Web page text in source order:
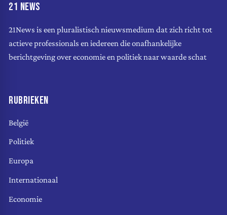
21 NEWS
21News is een pluralistisch nieuwsmedium dat zich richt tot
actieve professionals en iedereen die onafhankelijke
berichtgeving over economie en politiek naar waarde schat
RUBRIEKEN
België
Politiek
Europa
Internationaal
Economie